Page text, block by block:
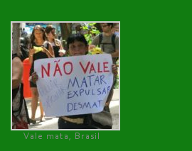
Vale mata, Brasil